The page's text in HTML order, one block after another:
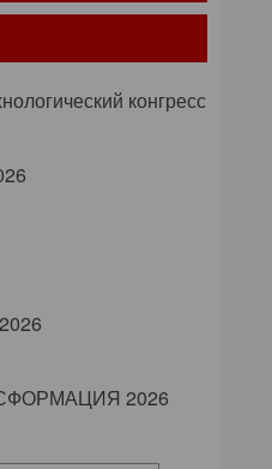
конгресс
2026